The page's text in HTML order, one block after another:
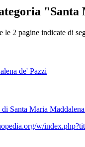
"Santa
le 2 pagine indicate di
de' Pazzi
Santa Maria
w/